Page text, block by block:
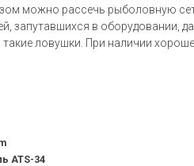
можно рассечь рыболовную
запутавшихся в оборудовании,
ловушки. При наличии
ATS-34